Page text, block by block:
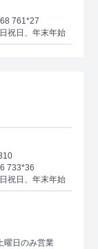
761*27
祝日、年末年始
733*36
祝日、年末年始
曜日のみ営業